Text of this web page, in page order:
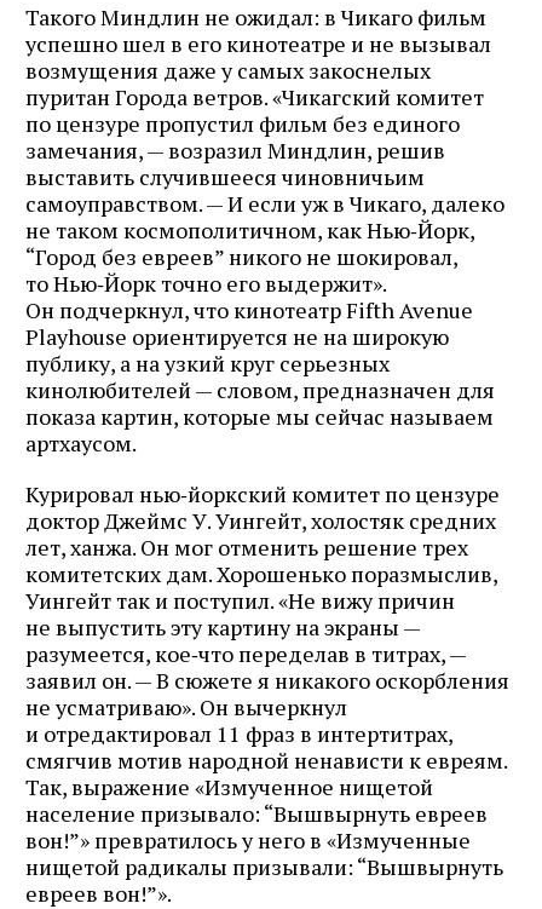
Такого Миндлин не ожидал: в Чикаго фильм
успешно шел в его кинотеатре и не вызывал
возмущения даже у самых закоснелых
пуритан Города ветров. «Чикагский комитет
по цензуре пропустил фильм без единого
замечания, — возразил Миндлин, решив
выставить случившееся чиновничьим
самоуправством. — И если уж в Чикаго, далеко
не таком космополитичном, как Нью‑Йорк,
“Город без евреев” никого не шокировал,
то Нью‑Йорк точно его выдержит».
Он подчеркнул, что кинотеатр Fifth Avenue
Playhouse ориентируется не на широкую
публику, а на узкий круг серьезных
кинолюбителей — словом, предназначен для
показа картин, которые мы сейчас называем
артхаусом.
Курировал нью‑йоркский комитет по цензуре
доктор Джеймс У. Уингейт, холостяк средних
лет, ханжа. Он мог отменить решение трех
комитетских дам. Хорошенько поразмыслив,
Уингейт так и поступил. «Не вижу причин
не выпустить эту картину на экраны —
разумеется, кое‑что переделав в титрах, —
заявил он. — В сюжете я никакого оскорбления
не усматриваю». Он вычеркнул
и отредактировал 11 фраз в интертитрах,
смягчив мотив народной ненависти к евреям.
Так, выражение «Измученное нищетой
население призывало: “Вышвырнуть евреев
вон!”» превратилось у него в «Измученные
нищетой радикалы призывали: “Вышвырнуть
евреев вон!”».